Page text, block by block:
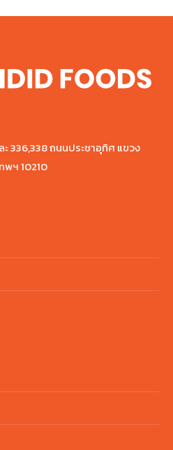
336,338 ถนนประชาอุทิศ แขวง
พฯ 10210